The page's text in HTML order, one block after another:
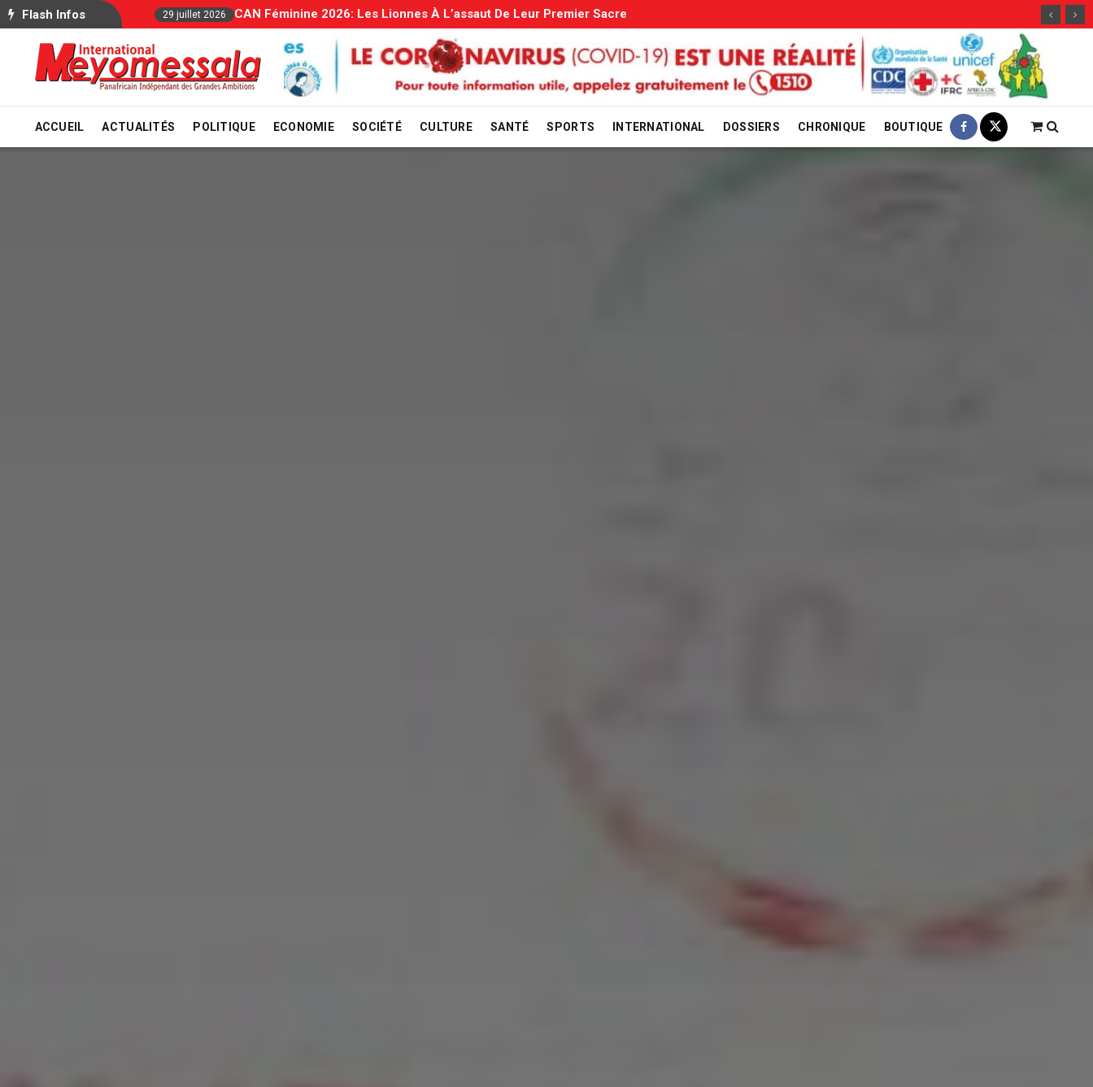
ACCUEIL ACTUALITÉS POLITIQUE ECONOMIE SOCIÉTÉ CULTURE SANTÉ SPORTS INTERNATIONAL DOSSIERS CHRONIQUE BOUTIQUE
Flash Infos 29 juillet 2026 Allocations Familiales: Le Gouvernement Entame La Vérification 29